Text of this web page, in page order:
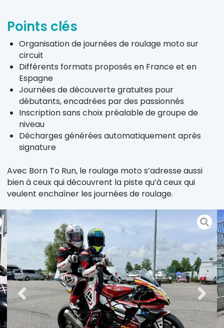
Points clés
Organisation de journées de roulage moto sur
circuit
Différents formats proposés en France et en
Espagne
Journées de découverte gratuites pour
débutants, encadrées par des passionnés
Inscription sans choix préalable de groupe de
niveau
Décharges générées automatiquement après
signature
Avec Born To Run, le roulage moto s’adresse aussi
bien à ceux qui découvrent la piste qu’à ceux qui
veulent enchaîner les journées de roulage.